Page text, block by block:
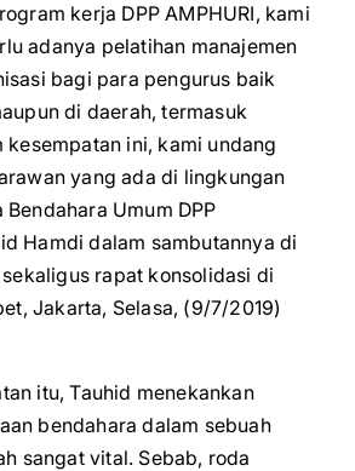
kerja DPP AMPHURI, kami
adanya pelatihan manajemen
bagi para pengurus baik
di daerah, termasuk
kesempatan ini, kami undang
yang ada di lingkungan
Bendahara Umum DPP
Hamdi dalam sambutannya di
rapat konsolidasi di
Jakarta, Selasa, (9/7/2019)
itu, Tauhid menekankan
bendahara dalam sebuah
sangat vital. Sebab, roda